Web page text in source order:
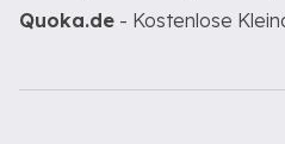
Quoka.de - Kostenlose